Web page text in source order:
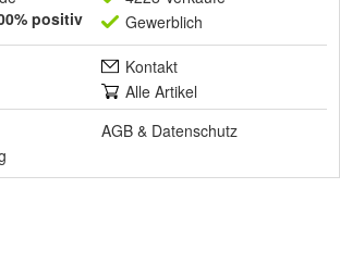
positiv
Gewerblich
Kontakt
Alle Artikel
AGB & Datenschutz